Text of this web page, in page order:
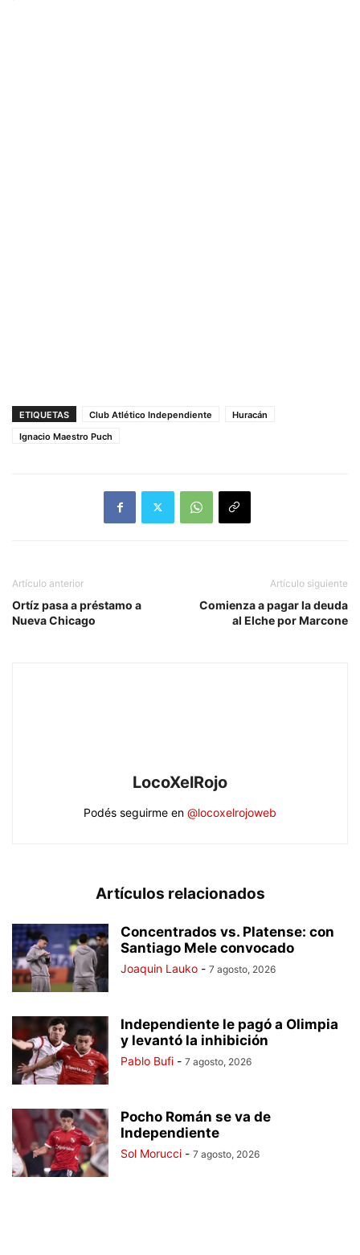
ETIQUETAS Club Atlético Independiente
Huracán
Ignacio Maestro Puch
Artículo anterior
Ortíz pasa a préstamo a
Nueva Chicago
Artículo siguiente
Comienza a pagar la deuda
al Elche por Marcone
LocoXelRojo
Podés seguirme en @locoxelrojoweb
Artículos relacionados
Concentrados vs. Platense: con
Santiago Mele convocado
Joaquin Lauko - 7 agosto, 2026
Independiente le pagó a Olimpia
y levantó la inhibición
Pablo Bufi - 7 agosto, 2026
Pocho Román se va de
Independiente
Sol Morucci - 7 agosto, 2026